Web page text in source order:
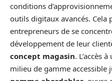
conditions
outils digitaux avancés. Cela
entrepreneurs de se
développement de leur
concept magasin. L’accès
milieu de gamme accessible